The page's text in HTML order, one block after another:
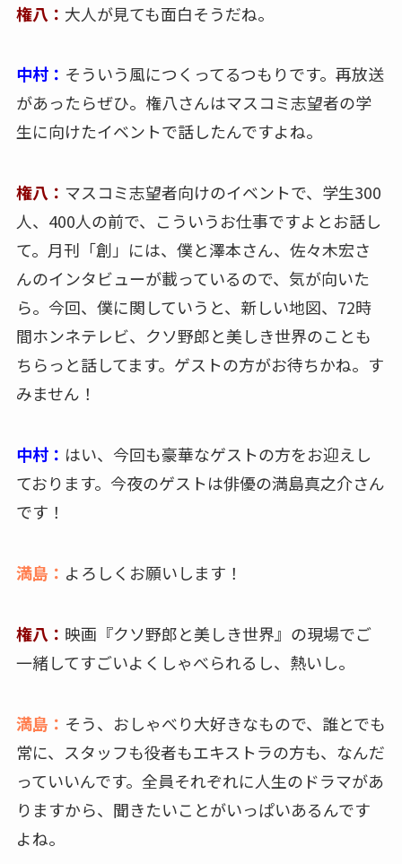
権八： 大人が見ても面白そうだね。
中村： そういう風につくってるつもりです。再放送
があったらぜひ。権八さんはマスコミ志望者の学
生に向けたイベントで話したんですよね。
権八： マスコミ志望者向けのイベントで、学生300
人、400人の前で、こういうお仕事ですよとお話し
て。月刊「創」には、僕と澤本さん、佐々木宏さ
んのインタビューが載っているので、気が向いた
ら。今回、僕に関していうと、新しい地図、72時
間ホンネテレビ、クソ野郎と美しき世界のことも
ちらっと話してます。ゲストの方がお待ちかね。す
みません！
中村： はい、今回も豪華なゲストの方をお迎えし
ております。今夜のゲストは俳優の満島真之介さん
です！
満島： よろしくお願いします！
権八： 映画『クソ野郎と美しき世界』の現場でご
一緒してすごいよくしゃべられるし、熱いし。
満島： そう、おしゃべり大好きなもので、誰とでも
常に、スタッフも役者もエキストラの方も、なんだ
っていいんです。全員それぞれに人生のドラマがあ
りますから、聞きたいことがいっぱいあるんです
よね。